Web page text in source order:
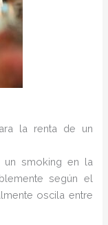
la renta de un
smoking en la
según el
oscila entre